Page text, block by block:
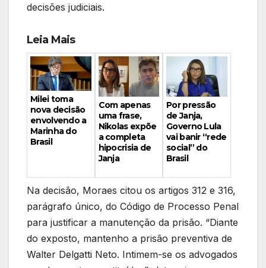
decisões judiciais.
Leia Mais
Milei toma
nova decisão
envolvendo a
Marinha do
Brasil
Com apenas
uma frase,
Nikolas expõe
a completa
hipocrisia de
Janja
Por pressão
de Janja,
Governo Lula
vai banir “rede
social” do
Brasil
Na decisão, Moraes citou os artigos 312 e 316,
parágrafo único, do Código de Processo Penal
para justificar a manutenção da prisão. “Diante
do exposto, mantenho a prisão preventiva de
Walter Delgatti Neto. Intimem-se os advogados